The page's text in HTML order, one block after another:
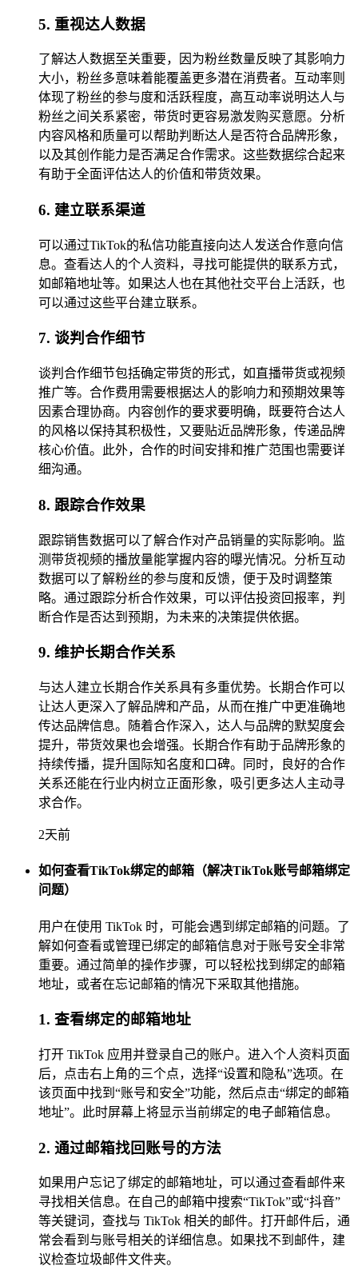
5. 重视达人数据
了解达人数据至关重要，因为粉丝数量反映了其影响力
大小，粉丝多意味着能覆盖更多潜在消费者。互动率则
体现了粉丝的参与度和活跃程度，高互动率说明达人与
粉丝之间关系紧密，带货时更容易激发购买意愿。分析
内容风格和质量可以帮助判断达人是否符合品牌形象，
以及其创作能力是否满足合作需求。这些数据综合起来
有助于全面评估达人的价值和带货效果。
6. 建立联系渠道
可以通过TikTok的私信功能直接向达人发送合作意向信
息。查看达人的个人资料，寻找可能提供的联系方式，
如邮箱地址等。如果达人也在其他社交平台上活跃，也
可以通过这些平台建立联系。
7. 谈判合作细节
谈判合作细节包括确定带货的形式，如直播带货或视频
推广等。合作费用需要根据达人的影响力和预期效果等
因素合理协商。内容创作的要求要明确，既要符合达人
的风格以保持其积极性，又要贴近品牌形象，传递品牌
核心价值。此外，合作的时间安排和推广范围也需要详
细沟通。
8. 跟踪合作效果
跟踪销售数据可以了解合作对产品销量的实际影响。监
测带货视频的播放量能掌握内容的曝光情况。分析互动
数据可以了解粉丝的参与度和反馈，便于及时调整策
略。通过跟踪分析合作效果，可以评估投资回报率，判
断合作是否达到预期，为未来的决策提供依据。
9. 维护长期合作关系
与达人建立长期合作关系具有多重优势。长期合作可以
让达人更深入了解品牌和产品，从而在推广中更准确地
传达品牌信息。随着合作深入，达人与品牌的默契度会
提升，带货效果也会增强。长期合作有助于品牌形象的
持续传播，提升国际知名度和口碑。同时，良好的合作
关系还能在行业内树立正面形象，吸引更多达人主动寻
求合作。
2天前
如何查看TikTok绑定的邮箱（解决TikTok账号邮箱绑定
问题）
用户在使用 TikTok 时，可能会遇到绑定邮箱的问题。了
解如何查看或管理已绑定的邮箱信息对于账号安全非常
重要。通过简单的操作步骤，可以轻松找到绑定的邮箱
地址，或者在忘记邮箱的情况下采取其他措施。
1. 查看绑定的邮箱地址
打开 TikTok 应用并登录自己的账户。进入个人资料页面
后，点击右上角的三个点，选择“设置和隐私”选项。在
该页面中找到“账号和安全”功能，然后点击“绑定的邮箱
地址”。此时屏幕上将显示当前绑定的电子邮箱信息。
2. 通过邮箱找回账号的方法
如果用户忘记了绑定的邮箱地址，可以通过查看邮件来
寻找相关信息。在自己的邮箱中搜索“TikTok”或“抖音”
等关键词，查找与 TikTok 相关的邮件。打开邮件后，通
常会看到与账号相关的详细信息。如果找不到邮件，建
议检查垃圾邮件文件夹。